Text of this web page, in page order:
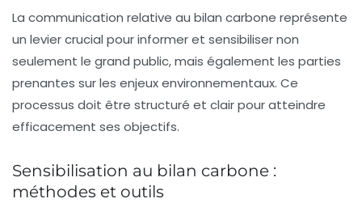
La communication relative au bilan carbone représente
un levier crucial pour informer et sensibiliser non
seulement le grand public, mais également les parties
prenantes sur les enjeux environnementaux. Ce
processus doit être structuré et clair pour atteindre
efficacement ses objectifs.
Sensibilisation au bilan carbone :
méthodes et outils